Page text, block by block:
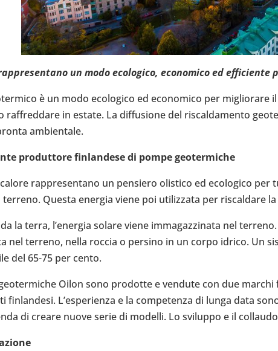
un modo eco­lo­gico, eco­no­mico ed
è un modo eco­lo­gico ed eco­no­mico per
raf­fred­dare in estate. La dif­fu­sione del riscal­da­mento
ambien­tale.
pro­dut­tore fin­lan­dese di pompe geo­ter­mi­che
rap­pre­sen­tano un pen­siero oli­stico ed eco­lo­gico
terreno. Questa energia viene poi uti­liz­zata per riscal­dare
la terra, l’e­ner­gia solare viene imma­gaz­zi­nata nel
nel terreno, nella roccia o persino in un corpo idrico. Un
del 65-75 per cento.
Oilon sono pro­dotte e vendute con due
fin­lan­desi. L’e­spe­rienza e la com­pe­tenza di lunga data
di creare nuove serie di modelli. Lo svi­luppo e il